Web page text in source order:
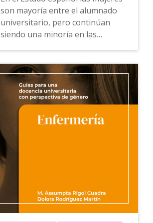
son mayoría entre el alumnado
universitario, pero continúan
siendo una minoría en las
LaGuía para una docencia
universitaria con perspectiva de
género de Físicaofrece
propuestas, ejemplos de buenas
prácticas, recursos docentes y
herramientas de consulta para
visibilizar a las científicas y
eliminar la visión androcéntrica
que predomina en la ciencia y, en
particular, en el ámbito de la
física.
Esta guía también está